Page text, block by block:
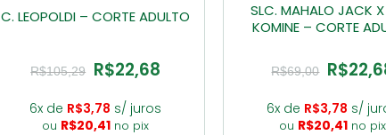
C. LEOPOLDI – CORTE ADULTO
R$105,29
O
preço
era:
R$105,29.
R$22,68O
é:
R$22,68.
6x de R$3,78 s/ juros
ou R$20,41 no pix
SLC. MAHALO JACK
KOMINE – CORTE
R$69,00 O
preço
era:
R$69,00.
R$
6x de R$3,78 s/
ou R$20,41 no pix